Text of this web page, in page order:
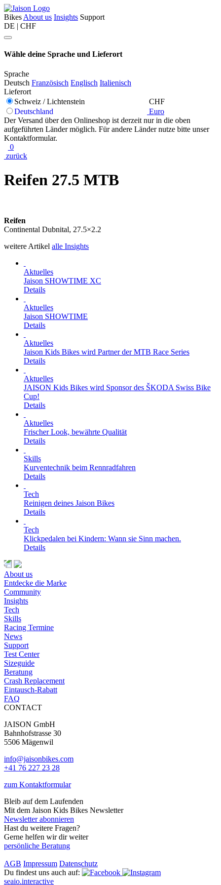
Bikes About us Insights Support
DE | CHF
Wähle deine Sprache und Lieferort
Sprache
Deutsch Französisch Englisch Italienisch
Lieferort
Schweiz / Lichtenstein
CHF
Deutschland
Euro
Der Versand über den Onlineshop ist derzeit nur in die oben
aufgeführten Länder möglich. Für andere Länder nutze bitte unser
Kontaktformular.
0
zurück
Reifen 27.5 MTB
Reifen
Continental Dubnital, 27.5×2.2
weitere Artikel alle Insights
Aktuelles
Jaison SHOWTIME XC
Details
Aktuelles
Jaison SHOWTIME
Details
Aktuelles
Jaison Kids Bikes wird Partner der MTB Race Series
Details
Aktuelles
JAISON Kids Bikes wird Sponsor des ŠKODA Swiss Bike
Cup!
Details
Aktuelles
Frischer Look, bewährte Qualität
Details
Skills
Kurventechnik beim Rennradfahren
Details
Tech
Reinigen deines Jaison Bikes
Details
Tech
Klickpedalen bei Kindern: Wann sie Sinn machen.
Details
About us
Entdecke die Marke
Community
Insights
Tech
Skills
Racing Termine
News
Support
Test Center
Sizeguide
Beratung
Crash Replacement
Eintausch-Rabatt
FAQ
CONTACT
JAISON GmbH
Bahnhofstrasse 30
5506 Mägenwil
info@jaisonbikes.com
+41 76 227 23 28
zum Kontaktformular
Bleib auf dem Laufenden
Mit dem Jaison Kids Bikes Newsletter
Newsletter abonnieren
Hast du weitere Fragen?
Gerne helfen wir dir weiter
persönliche Beratung
AGB Impressum Datenschutz
Du findest uns auch auf:
seaio.interactive